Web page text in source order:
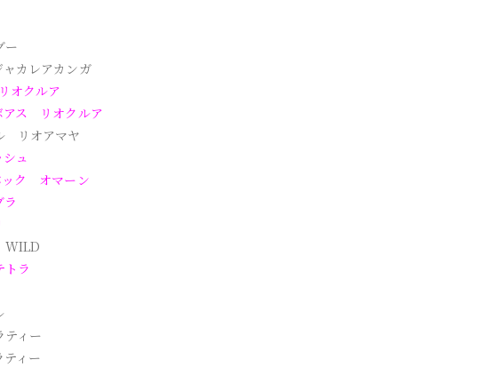
ー
カレアカンガ
オクルア
ス リオクルア
リオアマヤ
ュ
ック オマーン
WILD
トラ
ティー
ィー